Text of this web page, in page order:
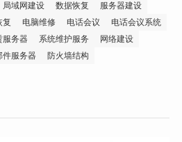
局域网建设 数据恢复
服务器建设
复 电脑维修 电话会议
电话会议系统
服务器 系统维护服务
网络建设
件服务器 防火墙结构